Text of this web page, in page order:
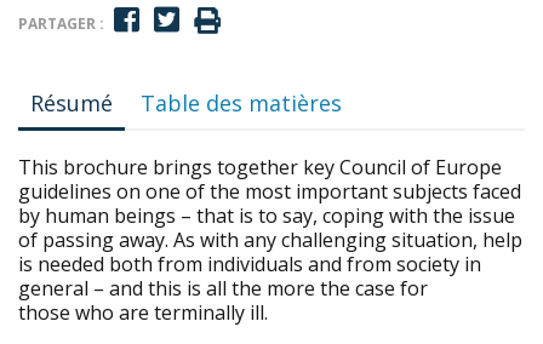
PARTAGER :
Résumé Table des matières
This brochure brings together key Council of Europe
guidelines on one of the most important subjects faced
by human beings – that is to say, coping with the issue
of passing away. As with any challenging situation, help
is needed both from individuals and from society in
general – and this is all the more the case for
those who are terminally ill.